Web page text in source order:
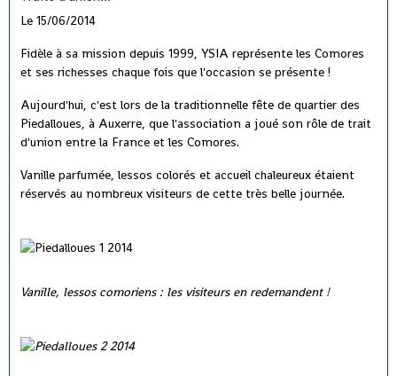
Le 15/06/2014
Fidèle à sa mission depuis 1999, YSIA représente les Comores
et ses richesses chaque fois que l'occasion se présente !
Aujourd'hui, c'est lors de la traditionnelle fête de quartier des
Piedalloues, à Auxerre, que l'association a joué son rôle de trait
d'union entre la France et les Comores.
Vanille parfumée, lessos colorés et accueil chaleureux étaient
réservés au nombreux visiteurs de cette très belle journée.
Vanille, lessos comoriens : les visiteurs en redemandent !